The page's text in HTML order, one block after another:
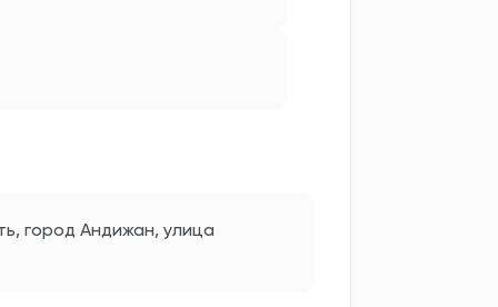
город Андижан, улица